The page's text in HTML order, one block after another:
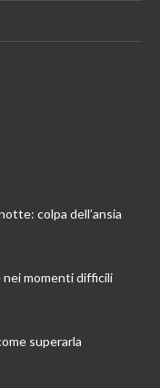
colpa dell’ansia
nei momenti difficili
superarla